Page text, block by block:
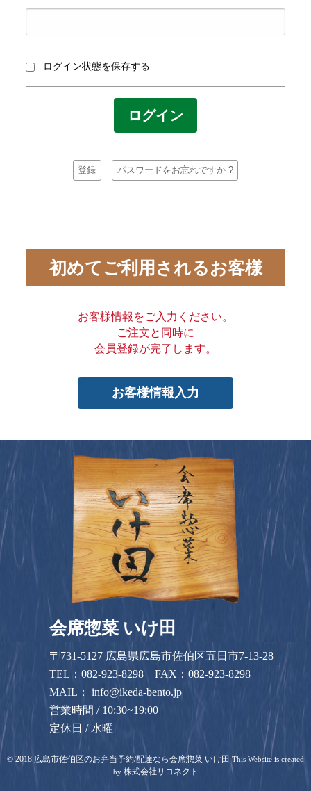
ログイン状態を保存する
登録 パスワードをお忘れですか ?
初めてご利用されるお客様
お客様情報をご入力ください。
ご注文と同時に
会員登録が完了します。
お客様情報入力
会席惣菜 いけ田
〒731-5127 広島県広島市佐伯区五日市7-13-28
TEL：082-923-8298 FAX：082-923-8298
MAIL：info@ikeda-bento.jp
営業時間 / 10:30~19:00
定休日 / 水曜
© 2018 広島市佐伯区のお弁当予約/配達なら会席惣菜 いけ田 This Website is created
by 株式会社リコネクト